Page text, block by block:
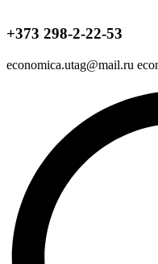
+373 298-2-22-53
economica.utag@mail.ru